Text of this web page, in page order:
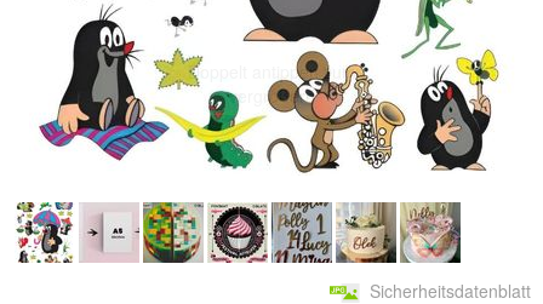
Doppelt antippen zum
vergrößern
Sicherheitsdatenblatt